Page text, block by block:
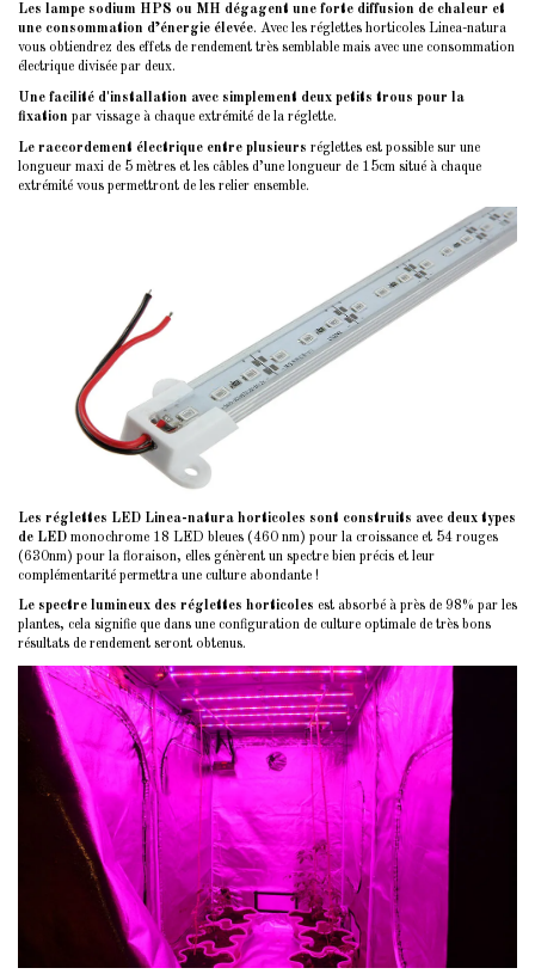
Les lampe sodium HPS ou MH dégagent une forte diffusion de chaleur et
une consommation d’énergie élevée. Avec les réglettes horticoles Linea-natura
vous obtiendrez des effets de rendement très semblable mais avec une consommation
électrique divisée par deux.
Une facilité d'installation avec simplement deux petits trous pour la
fixation par vissage à chaque extrémité de la réglette.
Le raccordement électrique entre plusieurs réglettes est possible sur une
longueur maxi de 5 mètres et les câbles d’une longueur de 15cm situé à chaque
extrémité vous permettront de les relier ensemble.
Les réglettes LED Linea-natura horticoles sont construits avec deux types
de LED monochrome 18 LED bleues (460 nm) pour la croissance et 54 rouges
(630nm) pour la floraison, elles génèrent un spectre bien précis et leur
complémentarité permettra une culture abondante !
Le spectre lumineux des réglettes horticoles est absorbé à près de 98% par les
plantes, cela signifie que dans une configuration de culture optimale de très bons
résultats de rendement seront obtenus.